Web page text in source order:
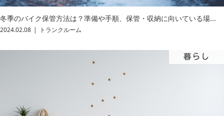
冬季のバイク保管方法は？準備や手順、保管・収納に向いている場...
2024.02.08 トランクルーム
暮らし